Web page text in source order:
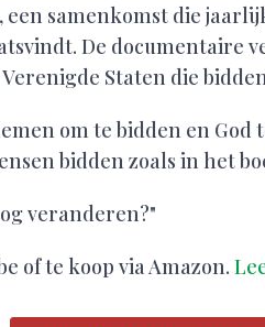
samenkomst die
De documentaire
Staten die
om te bidden en
bidden zoals in het
veranderen?"
of te koop via Amazon.